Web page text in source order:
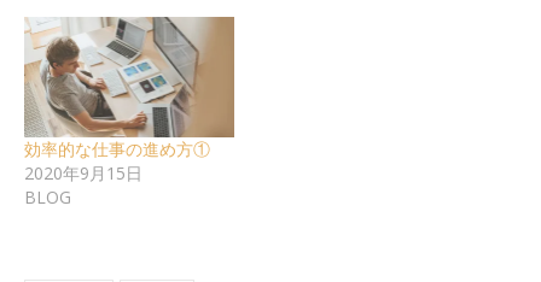
効率的な仕事の進め方①
2020年9月15日
BLOG